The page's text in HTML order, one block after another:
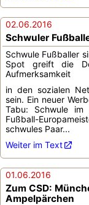
02.06.2016
Schwuler
Schwule Fußballer
Spot greift die
Aufmerksamkeit
in den sozialen
sein. Ein neuer
Tabu: Schwule
Fußball-
schwules Paar...
Weiter im Text
01.06.2016
Zum CSD:
Ampelpärchen